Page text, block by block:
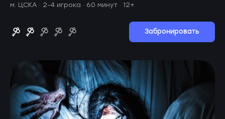
м. ЦСКА · 2-4 игрока · 60 минут · 12+
Забронировать